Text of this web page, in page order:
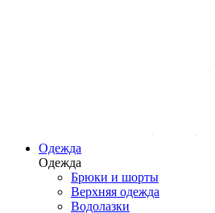
Одежда
Одежда
Брюки и шорты
Верхняя одежда
Водолазки